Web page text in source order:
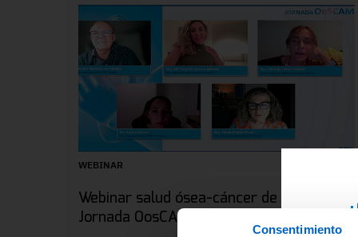
Consentimiento
WEBINAR
Webinar salud ósea-cáncer de mama.
Jornada OosCAM